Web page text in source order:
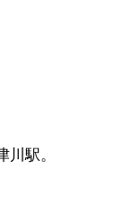
駅。